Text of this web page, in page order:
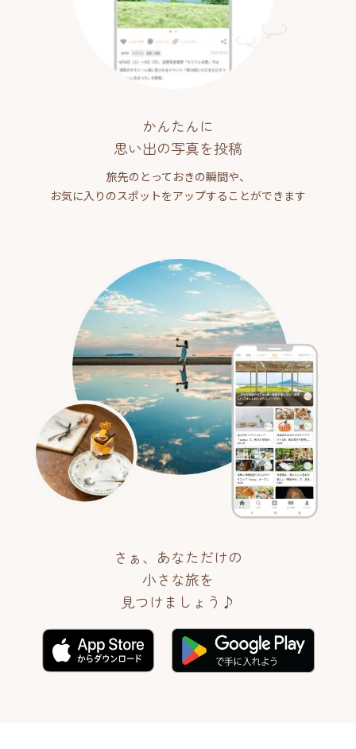
かんたんに
思い出の写真を投稿
旅先のとっておきの瞬間や、
お気に入りのスポットをアップすることができます
さぁ、あなただけの
小さな旅を
見つけましょう♪